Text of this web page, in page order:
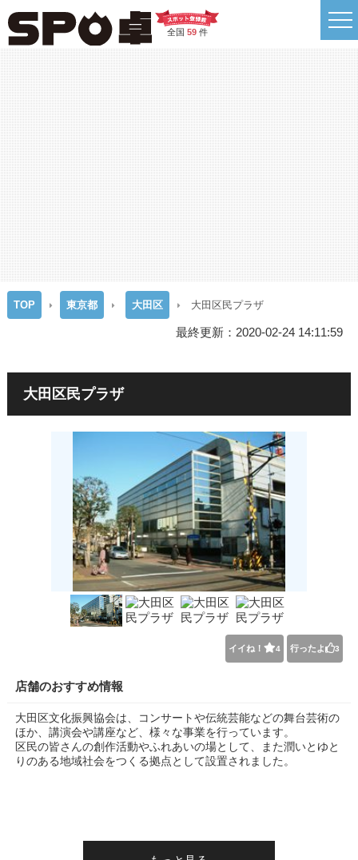
全国 59件
TOP 東京都 大田区 大田区民プラザ
最終更新：2020-02-24 14:11:59
大田区民プラザ
イイね！ 4 行ったよ 3
店舗のおすすめ情報
大田区文化振興協会は、コンサートや伝統芸能などの舞台芸術の
ほか、講演会や講座など、様々な事業を行っています。
区民の皆さんの創作活動やふれあいの場として、また潤いとゆと
りのある地域社会をつくる拠点として設置されました。